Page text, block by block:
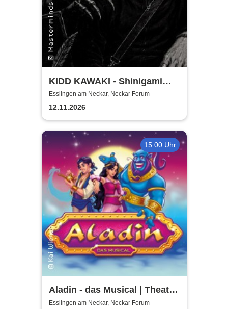
KIDD KAWAKI - Shinigami
Tour
Esslingen am Neckar, Neckar Forum
12.11.2026
15:00 Uhr
Aladin - das Musical | Theater
Liberi
Esslingen am Neckar, Neckar Forum